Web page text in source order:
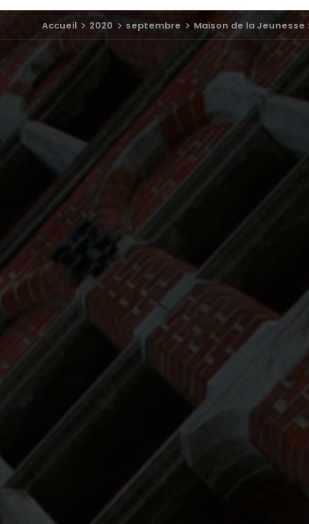
Accueil 2020 septembre Maison de la